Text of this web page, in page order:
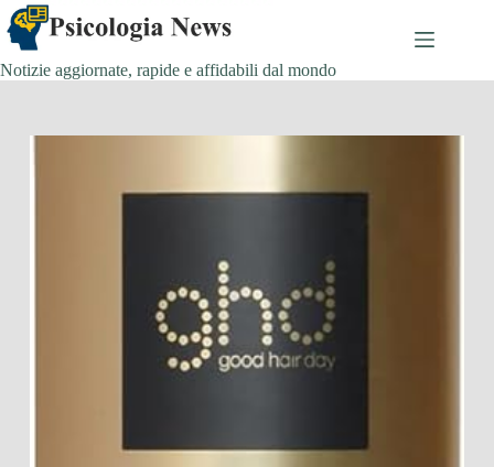
Salta
al
contenuto
Notizie aggiornate, rapide e affidabili dal mondo